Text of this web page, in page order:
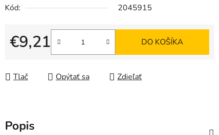
Kód:
2045915
€9,21
Jednotková cena:
DO KOŠÍKA
Tlač Opýtať sa Zdieľať
Popis